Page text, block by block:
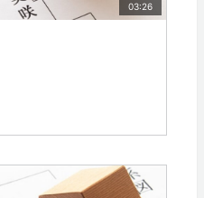
03:26